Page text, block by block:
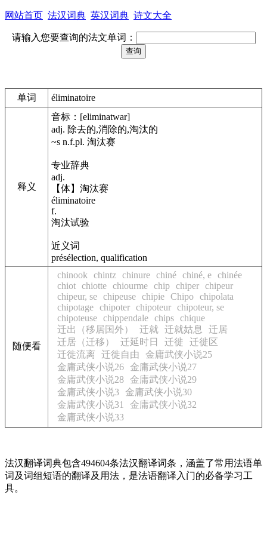
网站首页 法汉词典 英汉词典 诗文大全
请输入您要查询的法文单词：
单词 éliminatoire
释义
音标：[eliminatwar]
adj. 除去的,消除的,淘汰的
~s n.f.pl. 淘汰赛
专业辞典
adj.
【体】淘汰赛
éliminatoire
f.
淘汰试验
近义词
présélection, qualification
随便看
chinook chintz chinure chiné chiné, e chinée
chiot chiotte chiourme chip chiper chipeur
chipeur, se chipeuse chipie Chipo chipolata
chipotage chipoter chipoteur chipoteur, se
chipoteuse chippendale chips chique
迁出（移居国外）
迁就 迁就姑息
迁居
迁居（迁移）
迁延时日 迁徙
迁徙区
迁徙流离
迁徙自由
金庸武侠小说25
金庸武侠小说26
金庸武侠小说27
金庸武侠小说28
金庸武侠小说29
金庸武侠小说3
金庸武侠小说30
金庸武侠小说31
金庸武侠小说32
金庸武侠小说33
法汉翻译词典包含494604条法汉翻译词条，涵盖了常用法语单
词及词组短语的翻译及用法，是法语翻译入门的必备学习工
具。